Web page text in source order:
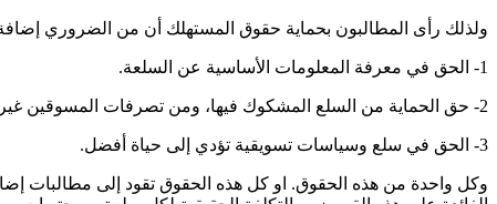
ولذلك رأى المطالبون بحماية حقوق المستهلك أن من الضروري
1- الحق في معرفة المعلومات الأساسية عن السلعة.
2- حق الحماية من السلع المشكوك فيها، ومن تصرفات المسوقين غير المراعية للأخلاق.
3- الحق في سلع وسياسات تسويقية تؤدي إلى حياة أفضل.
وكل واحدة من هذه الحقوق. او كل هذه الحقوق تقود إلى مطالبات